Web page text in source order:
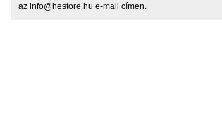
az info@hestore.hu e-mail címen.